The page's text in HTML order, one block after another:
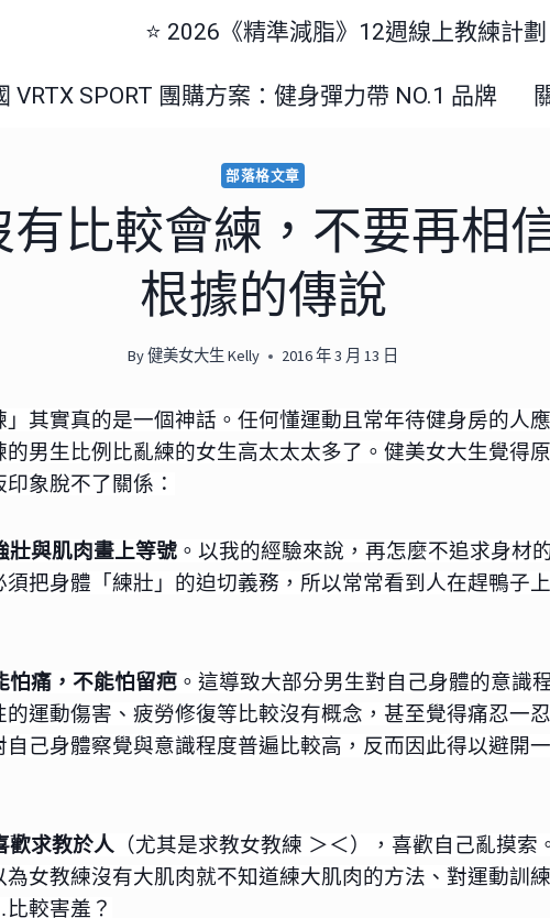
⭐️ 2026《精準減脂》12週線上教練計劃
VRTX SPORT 團購方案：健身彈力帶 NO.1 品牌
部落格文章
有比較會練，不要再相
根據的傳說
By健美女大生 Kelly 2016 年 3 月 13 日
」其實真的是一個神話。任何懂運動且常年待健身房的人
男生比例比亂練的女生高太太太多了。健美女大生覺得原
象脫不了關係：
壯與肌肉畫上等號 。以我的經驗來說，再怎麼不追求身材
須把身體「練壯」的迫切義務，所以常常看到人在趕鴨子
怕痛，不能怕留疤 。這導致大部分男生對自己身體的意識
運動傷害、疲勞修復等比較沒有概念，甚至覺得痛忍一
自己身體察覺與意識程度普遍比較高，反而因此得以避開
歡求教於人 （尤其是求教女教練 ＞＜），喜歡自己亂摸索
為女教練沒有大肌肉就不知道練大肌肉的方法、對運動訓
較害羞？